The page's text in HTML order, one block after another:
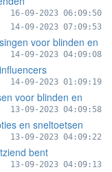
16-09-2023 06:09:50
14-09-2023 07:09:53
voor blinden en
14-09-2023 04:09:08
14-09-2023 01:09:19
voor blinden en
13-09-2023 04:09:58
en sneltoetsen
13-09-2023 04:09:22
bent
13-09-2023 04:09:13